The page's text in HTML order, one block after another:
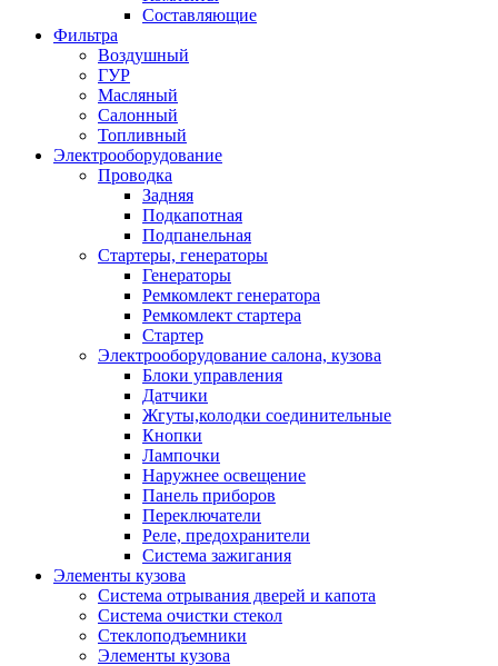
Составляющие
Фильтра
Воздушный
ГУР
Масляный
Салонный
Топливный
Электрооборудование
Проводка
Задняя
Подкапотная
Подпанельная
Стартеры, генераторы
Генераторы
Ремкомлект генератора
Ремкомлект стартера
Стартер
Электрооборудование салона, кузова
Блоки управления
Датчики
Жгуты,колодки соединительные
Кнопки
Лампочки
Наружнее освещение
Панель приборов
Переключатели
Реле, предохранители
Система зажигания
Элементы кузова
Система отрывания дверей и капота
Система очистки стекол
Стеклоподъемники
Элементы кузова